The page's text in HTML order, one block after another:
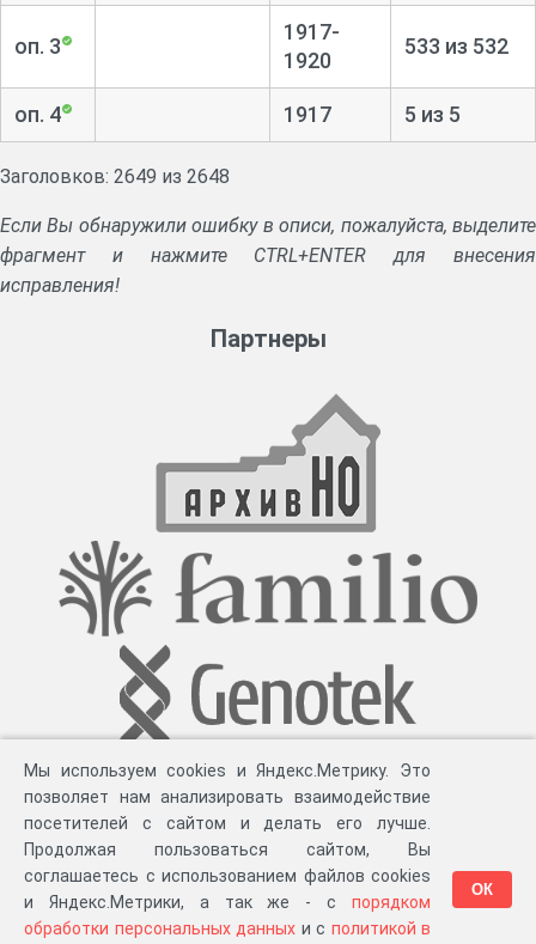
оп. 3
1917-
1920
533 из 532
оп. 4 1917 5 из 5
Заголовков: 2649 из 2648
Если Вы обнаружили ошибку в описи, пожалуйста, выделите
фрагмент и нажмите CTRL+ENTER для внесения
исправления!
Партнеры
Разработка компании «Великіе предки», 2023-2026 гг. Блог.Суть проекта
Мы используем cookies и Яндекс.Метрику. Это
позволяет нам анализировать взаимодействие
посетителей с сайтом и делать его лучше.
Продолжая пользоваться сайтом, Вы
соглашаетесь с использованием файлов cookies
и Яндекс.Метрики, а так же - с порядком
обработки персональных данных и с политикой в
ОК